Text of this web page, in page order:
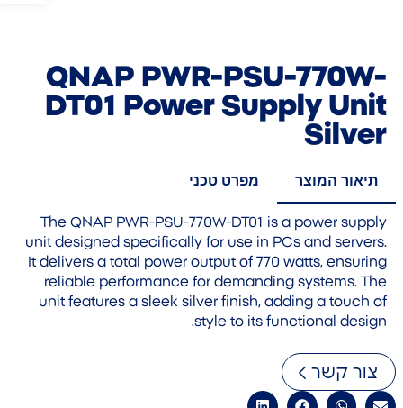
QNAP PWR-PSU-770W-
DT01 Power Supply Unit
Silver
תיאור המוצר מפרט טכני
The QNAP PWR-PSU-770W-DT01 is a power supply
unit designed specifically for use in PCs and servers.
It delivers a total power output of 770 watts, ensuring
reliable performance for demanding systems. The
unit features a sleek silver finish, adding a touch of
style to its functional design.
צור קשר